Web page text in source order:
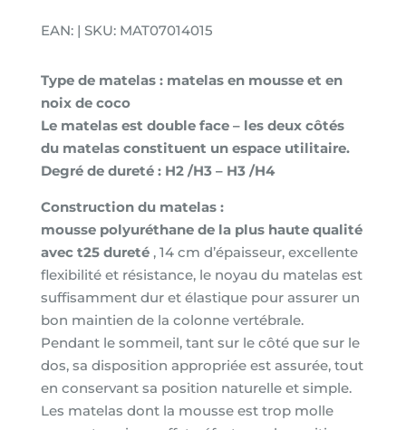
Koko
mousse
de
coco
épaisseur
15cm
70x140cm
déhoussable
EAN: | SKU: MAT07014015
Type de matelas : matelas en mousse et en
noix de coco
Le matelas est double face – les deux côtés
du matelas constituent un espace utilitaire.
Degré de dureté : H2 /H3 – H3 /H4
Construction du matelas :
mousse polyuréthane de la plus haute qualité
avec t25 dureté , 14 cm d’épaisseur, excellente
flexibilité et résistance, le noyau du matelas est
suffisamment dur et élastique pour assurer un
bon maintien de la colonne vertébrale.
Pendant le sommeil, tant sur le côté que sur le
dos, sa disposition appropriée est assurée, tout
en conservant sa position naturelle et simple.
Les matelas dont la mousse est trop molle